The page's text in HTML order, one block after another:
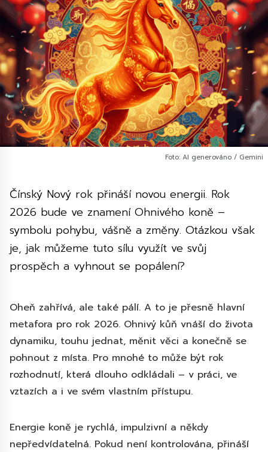
Foto: AI generováno / Gemini
Čínský Nový rok přináší novou energii. Rok
2026 bude ve znamení Ohnivého koně –
symbolu pohybu, vášně a změny. Otázkou však
je, jak můžeme tuto sílu využít ve svůj
prospěch a vyhnout se popálení?
Oheň zahřívá, ale také pálí. A to je přesně hlavní
metafora pro rok 2026. Ohnivý kůň vnáší do života
dynamiku, touhu jednat, měnit věci a konečně se
pohnout z místa. Pro mnohé to může být rok
rozhodnutí, která dlouho odkládali – v práci, ve
vztazích a i ve svém vlastním přístupu.
Energie koně je rychlá, impulzivní a někdy
nepředvídatelná. Pokud není kontrolována, přináší